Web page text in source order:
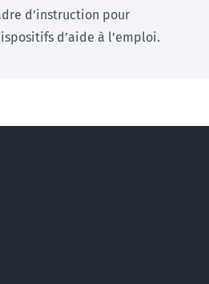
d’instruction pour
d’aide à l’emploi.